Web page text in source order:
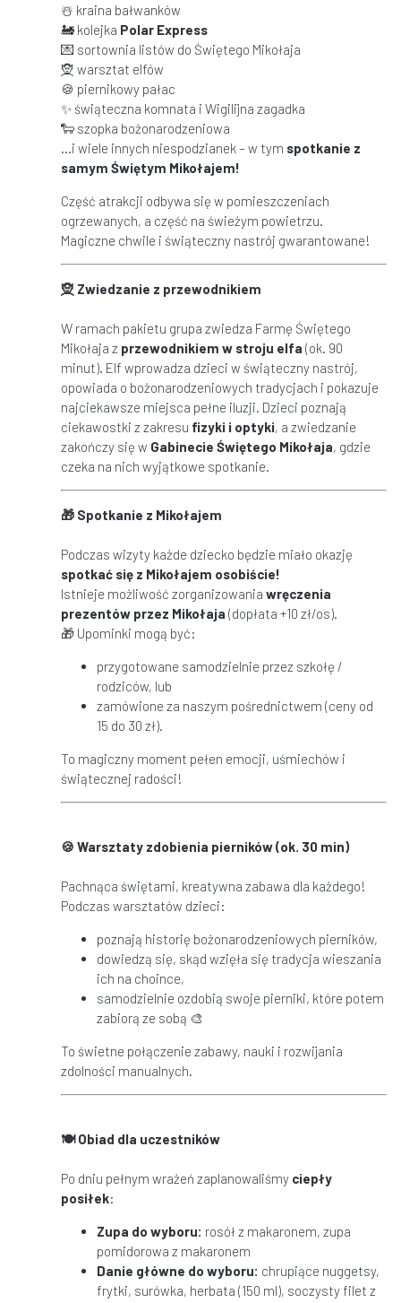
☃️ kraina bałwanków
🚂 kolejka Polar Express
💌 sortownia listów do Świętego Mikołaja
🧝 warsztat elfów
🍪 piernikowy pałac
✨ świąteczna komnata i Wigilijna zagadka
🐑 szopka bożonarodzeniowa
...i wiele innych niespodzianek – w tym spotkanie z
samym Świętym Mikołajem!
Część atrakcji odbywa się w pomieszczeniach
ogrzewanych, a część na świeżym powietrzu.
Magiczne chwile i świąteczny nastrój gwarantowane!
🧝‍ Zwiedzanie z przewodnikiem
W ramach pakietu grupa zwiedza Farmę Świętego
Mikołaja z przewodnikiem w stroju elfa (ok. 90
minut). Elf wprowadza dzieci w świąteczny nastrój,
opowiada o bożonarodzeniowych tradycjach i pokazuje
najciekawsze miejsca pełne iluzji. Dzieci poznają
ciekawostki z zakresu fizyki i optyki, a zwiedzanie
zakończy się w Gabinecie Świętego Mikołaja, gdzie
czeka na nich wyjątkowe spotkanie.
🎁Spotkanie z Mikołajem
Podczas wizyty każde dziecko będzie miało okazję
spotkaćsięz Mikołajem osobiście!
Istnieje możliwość zorganizowania wręczenia
prezentów przez Mikołaja (dopłata +10 zł/os).
🎁 Upominki mogą być:
przygotowane samodzielnie przez szkołę /
rodziców, lub
zamówione za naszym pośrednictwem (ceny od
15 do 30 zł).
To magiczny moment pełen emocji, uśmiechów i
świątecznej radości!
🍪 Warsztaty zdobienia pierników (ok. 30 min)
Pachnąca świętami, kreatywna zabawa dla każdego!
Podczas warsztatów dzieci:
poznają historię bożonarodzeniowych pierników,
dowiedzą się, skąd wzięła się tradycja wieszania
ich na choince,
samodzielnie ozdobią swoje pierniki, które potem
zabiorą ze sobą 🎨
To świetne połączenie zabawy, nauki i rozwijania
zdolności manualnych.
🍽Obiad dla uczestników
Po dniu pełnym wrażeń zaplanowaliśmy ciepły
posiłek:
Zupa do wyboru: rosół z makaronem, zupa
pomidorowa z makaronem
Danie główne do wyboru: chrupiące nuggetsy,
frytki, surówka, herbata (150 ml), soczysty filet z